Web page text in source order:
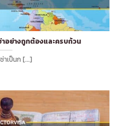
าอย่างถูกต้องและครบถ้วน
าเป็นก [...]